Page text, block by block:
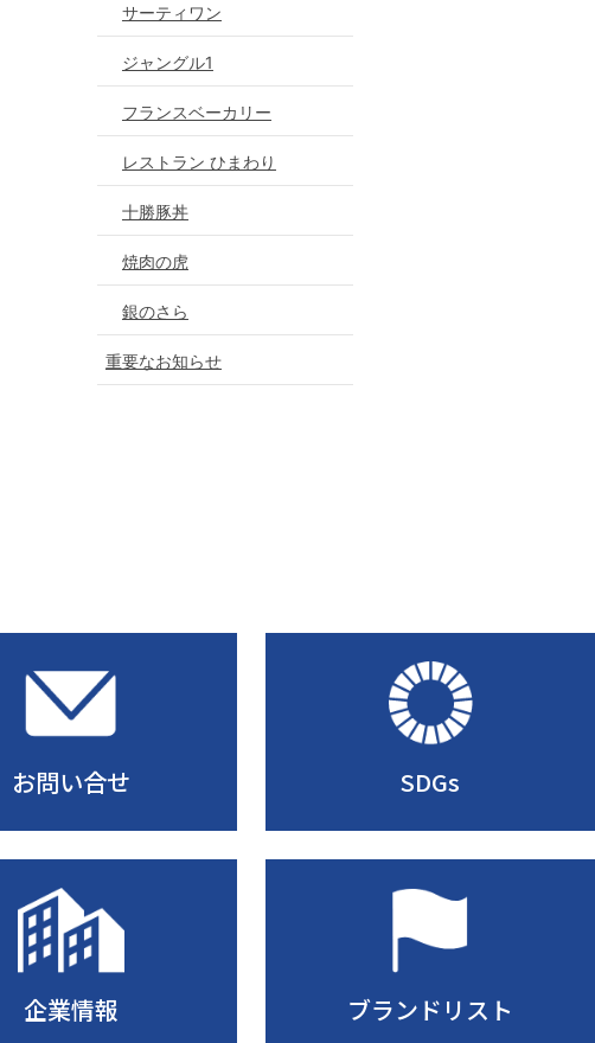
サーティワン
ジャングル1
フランスベーカリー
レストラン ひまわり
十勝豚丼
焼肉の虎
銀のさら
重要なお知らせ
お問い合せ SDGs
企業情報 ブランドリスト